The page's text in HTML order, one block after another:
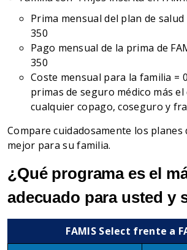
Prima mensual del plan de
350
Pago mensual de la prima de
350
Coste mensual para la familia =
primas de seguro médico más el
cualquier copago, coseguro y
Compare cuidadosamente los planes
mejor para su familia.
¿Qué programa es el
adecuado para usted y
FAMIS Select frente a